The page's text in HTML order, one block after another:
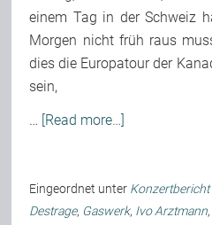
Backstage
Kontakt
Team
einem Tag in der Schweiz
Morgen nicht früh raus
dies die Europatour der
sein,
… [Read more…]
Eingeordnet unter Konzertbericht
Destrage, Gaswerk, Ivo Arztmann,